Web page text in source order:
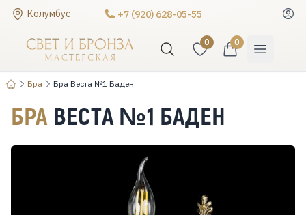
Колумбус +7 (920) 628-05-55
0 0
Бра Бра Веста №1 Баден
БРА ВЕСТА №1 БАДЕН